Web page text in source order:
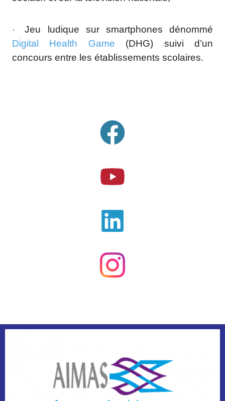
·
Jeu ludique sur smartphones dénommé
Digital Health Game (DHG) suivi d’un
concours entre les établissements scolaires.